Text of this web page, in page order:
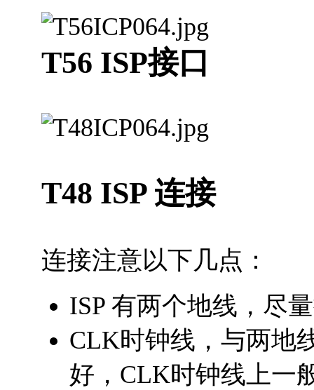
T56 ISP接口
T48 ISP 连接
连接注意以下几点：
ISP 有两个地线，尽
CLK时钟线，与两地
好，CLK时钟线上一